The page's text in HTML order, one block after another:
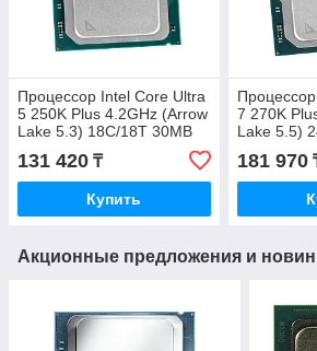
Процессор Intel Core Ultra
5 250K Plus 4.2GHz (Arrow
Lake 5.3) 18C/18T 30MB
L3 MTP 159W S1851 oem
131 420 ₸
Купить
7 270K
Lake 5.5)
L3 MTP
181 970
Акционные предложения и